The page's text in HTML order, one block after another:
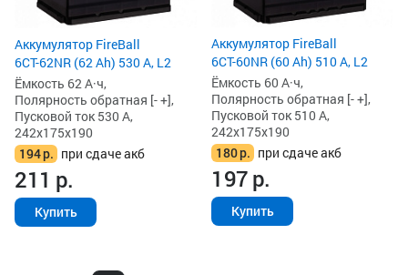
Аккумулятор FireBall
6СТ-62NR (62 Ah) 530 А, L2
Ёмкость 62 А·ч,
Полярность обратная [- +],
Пусковой ток 530 А,
242x175x190
194р. при сдаче акб
211 р.
Купить
Аккумулятор FireBall
6СТ-60NR (60 Ah) 510 А, L2
Ёмкость 60 А·ч,
Полярность обратная [- +],
Пусковой ток 510 А,
242x175x190
180р. при сдаче акб
197р.
Купить